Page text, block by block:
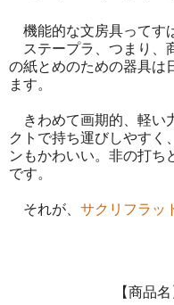
機能的な文房具ってす
ステープラ、つまり、
の紙とめのための器具は
ます。
きわめて画期的、軽い
クトで持ち運びしやすく
ンもかわいい。非の打ち
です。
それが、 サクリフラッ
【商品名